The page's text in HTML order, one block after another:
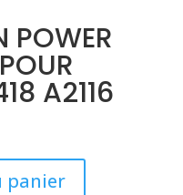
:
€.
POWER
A2116
panier